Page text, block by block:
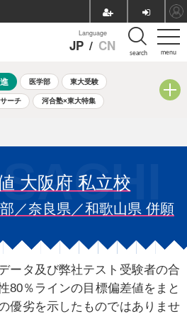
menu
Language
JP / CN search
医学部 東大受験
ーチ 河合塾×東大特集
催学校説明会・相談会
自由研究教材（中学生向け）
大阪府 私立校
／奈良県／和歌山県 併願
ータ及び弊社テスト受験者の合
80％ラインの目標偏差値をまと
優劣を示したものではありませ